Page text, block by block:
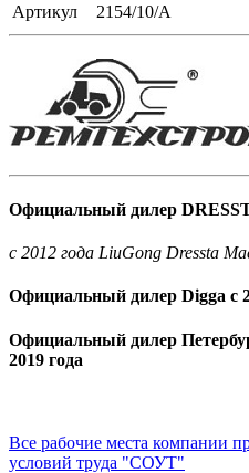
Артикул
2154/10/A
Официальный дилер
c 2012 года LiuGong Dressta
Официальный дилер Digga с
Официальный дилер
2019 года
Все рабочие места компании
условий труда "СОУТ"